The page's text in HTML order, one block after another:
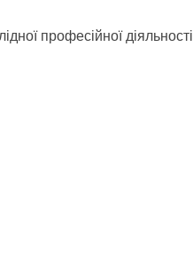
професійної діяльності